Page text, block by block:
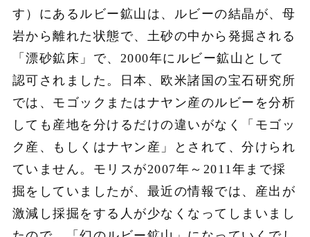
す）にあるルビー鉱山は、ルビーの結晶が、母
岩から離れた状態で、土砂の中から発掘される
「漂砂鉱床」で、2000年にルビー鉱山として
認可されました。日本、欧米諸国の宝石研究所
では、モゴックまたはナヤン産のルビーを分析
しても産地を分けるだけの違いがなく「モゴッ
ク産、もしくはナヤン産」とされて、分けられ
ていません。モリスが2007年～2011年まで採
掘をしていましたが、最近の情報では、産出が
激減し採掘をする人が少なくなってしまいまし